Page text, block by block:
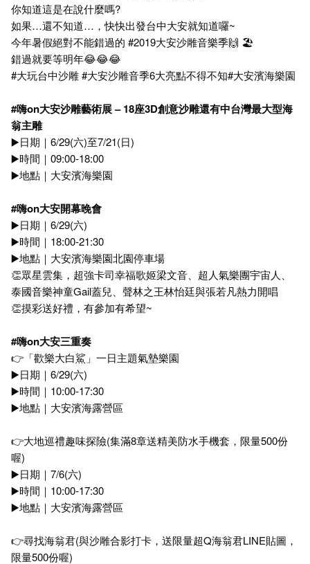
你知道這是在說什麼嗎?
如果…還不知道…，快快出發台中大安就知道囉~
今年暑假絕對不能錯過的 #2019大安沙雕音樂季🙌 🏖
錯過就要等明年😂😂😂
#大玩台中沙雕 #大安沙雕音季6大亮點不得不知#大安濱海樂園
#嗨on大安沙雕藝術展 – 18座3D創意沙雕還有中台灣最大型海
翁主雕
▶️日期｜6/29(六)至7/21(日)
▶️時間｜09:00-18:00
▶️地點｜大安濱海樂園
#嗨on大安開幕晚會
▶️日期｜6/29(六)
▶️時間｜18:00-21:30
▶️地點｜大安濱海樂園北園停車場
👏眾星雲集，超強卡司幸福歌姬梁文音、超人氣樂團宇宙人、
泰國音樂神童Gail蓋兒、聲林之王林怡廷與張若凡熱力開唱
👏摸彩送好禮，有參加有希望~
#嗨on大安三重奏
👉「歡樂大白鯊」一日主題氣墊樂園
▶️日期｜6/29(六)
▶️時間｜10:00-17:30
▶️地點｜大安濱海露營區
👉大地巡禮趣味探險(集滿8章送精美防水手機套，限量500份
喔)
▶️日期｜7/6(六)
▶️時間｜10:00-17:30
▶️地點｜大安濱海露營區
👉尋找海翁君(與沙雕合影打卡，送限量超Q海翁君LINE貼圖，
限量500份喔)